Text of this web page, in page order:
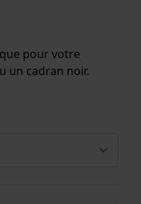
pour votre
un cadran noir.